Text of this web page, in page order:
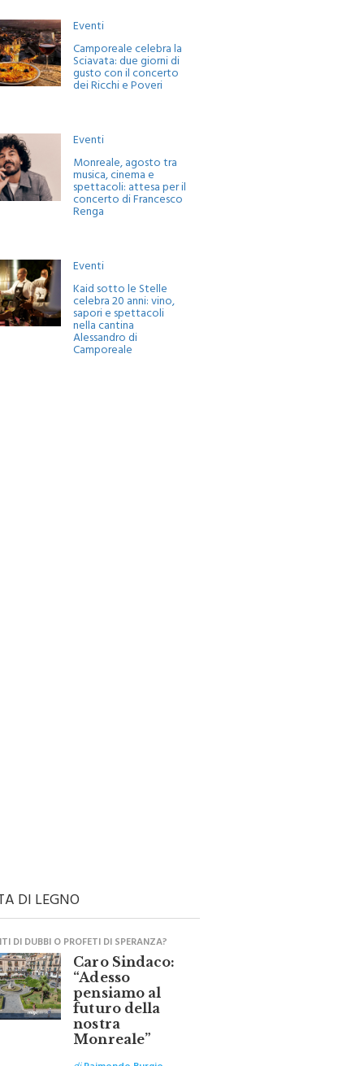
Eventi
Camporeale celebra la
Sciavata: due giorni di
gusto con il concerto
dei Ricchi e Poveri
Eventi
Monreale, agosto tra
musica, cinema e
spettacoli: attesa per il
concerto di Francesco
Renga
Eventi
Kaid sotto le Stelle
celebra 20 anni: vino,
sapori e spettacoli
nella cantina
Alessandro di
Camporeale
DI LEGNO
DI DUBBI O PROFETI DI SPERANZA?
Caro Sindaco:
“Adesso
pensiamo al
futuro della
nostra
Monreale”